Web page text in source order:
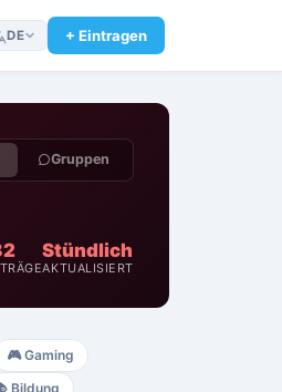
DE + Eintragen
Gruppen
Stündlich
AKTUALISIERT
🎮 Gaming
Bildung